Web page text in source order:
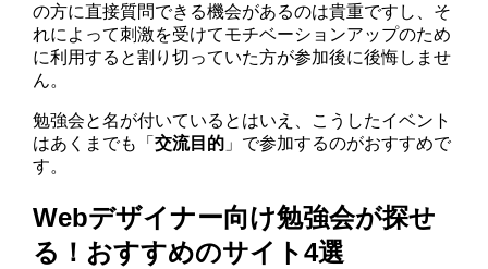
の方に直接質問できる機会があるのは貴重ですし、そ
れによって刺激を受けてモチベーションアップのため
に利用すると割り切っていた方が参加後に後悔しませ
ん。
勉強会と名が付いているとはいえ、こうしたイベント
はあくまでも「交流目的 」で参加するのがおすすめで
す。
Webデザイナー向け勉強会が探せ
る！おすすめのサイト4選